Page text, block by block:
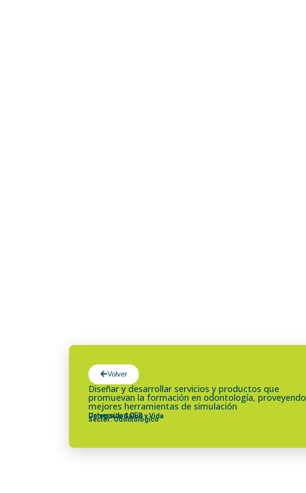
Volver
Diseñar y desarrollar servicios y productos que
promuevan la formación en odontología, proveyendo
mejores herramientas de simulación
Universidad CES
Categoría: Salud y Vida
Sector: Odontológico